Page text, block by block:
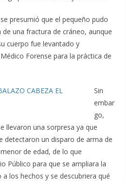
presumió que el pequeño pudo
una fractura de cráneo, aunque
cuerpo fue levantado y
Forense para la práctica de
Sin
embar
go,
llevaron una sorpresa ya que
detectaron un disparo de arma de
de edad, de lo que
Público para que se ampliara la
los hechos y se descubriera qué